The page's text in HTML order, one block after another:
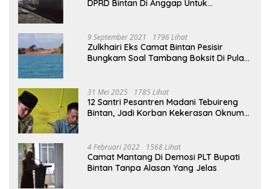
DPRD Bintan Di Anggap Untuk
9 September 2021 1796 Lihat
Zulkhairi Eks Camat Bintan Pesisir
Bungkam Soal Tambang Boksit Di Pulau
31 Mei 2025 1785 Lihat
12 Santri Pesantren Madani Tebuireng
Bintan, Jadi Korban Kekerasan Oknum
4 Februari 2022 1568 Lihat
Camat Mantang Di Demosi PLT Bupati
Bintan Tanpa Alasan Yang Jelas